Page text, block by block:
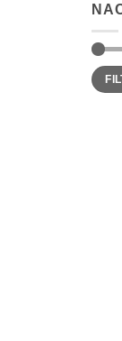
Min.
Preis
Max.
Preis